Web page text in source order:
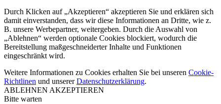
Durch Klicken auf „Akzeptieren“ akzeptieren Sie und erklären sich
damit einverstanden, dass wir diese Informationen an Dritte, wie z.
B. unsere Werbepartner, weitergeben. Durch die Auswahl von
„Ablehnen“ werden optionale Cookies blockiert, wodurch die
Bereitstellung maßgeschneiderter Inhalte und Funktionen
eingeschränkt wird.
Weitere Informationen zu Cookies erhalten Sie bei unseren Cookie-
Richtlinen und unsererDatenschutzerklärung.
ABLEHNEN AKZEPTIEREN
Bitte warten